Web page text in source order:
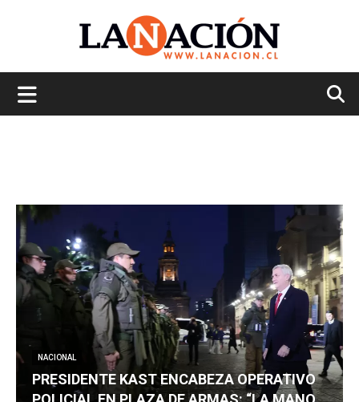
NACIONAL
PRESIDENTE KAST ENCABEZA OPERATIVO